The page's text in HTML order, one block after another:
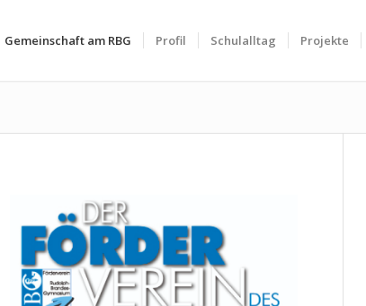
Gemeinschaft am RBG Profil Schulalltag Projekte